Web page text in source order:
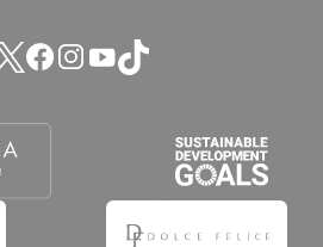
たは個別規定に違反した場合。
た場合においても、当該会員は、
既に発生した支払義務等の取引上
の義務の履行責任を免れないものと